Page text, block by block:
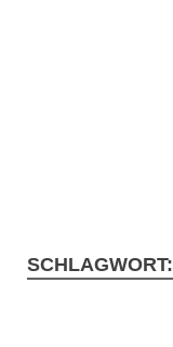
SCHLAGWORT: